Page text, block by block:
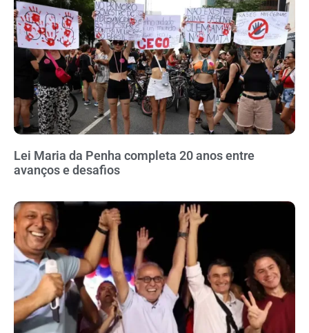
Lei Maria da Penha completa 20 anos entre
avanços e desafios